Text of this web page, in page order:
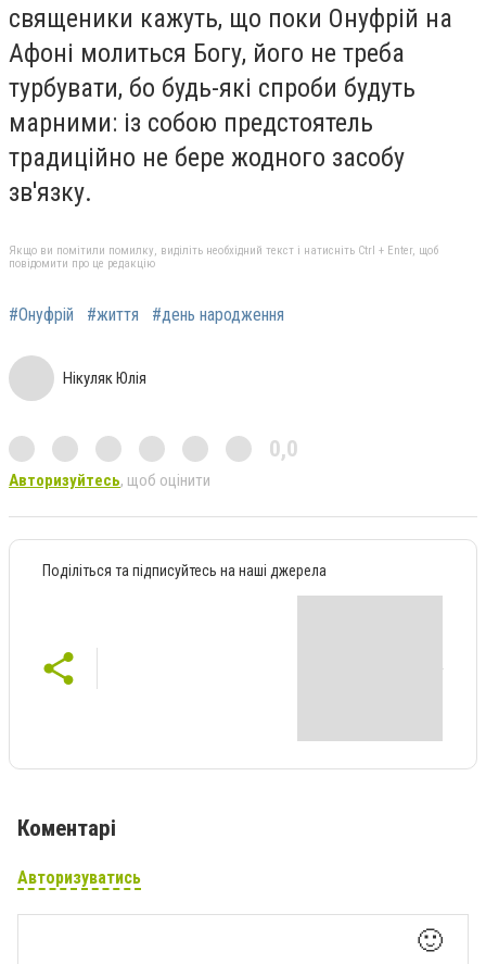
священики кажуть, що поки Онуфрій на
Афоні молиться Богу, його не треба
турбувати, бо будь-які спроби будуть
марними: із собою предстоятель
традиційно не бере жодного засобу
зв'язку.
Якщо ви помітили помилку, виділіть необхідний текст і натисніть Ctrl + Enter, щоб
повідомити про це редакцію
#Онуфрій #життя #день народження
Нікуляк Юлія
0,0
Авторизуйтесь, щоб оцінити
Поділіться та підписуйтесь на наші джерела
Коментарі
Авторизуватись
🙂